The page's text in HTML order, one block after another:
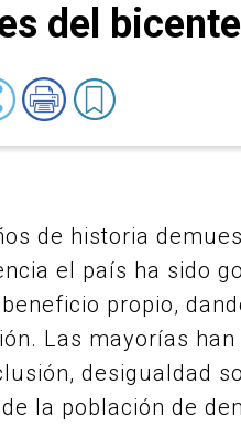
del
de historia
el país ha sido
propio,
Las mayorías
desigualdad
la población de